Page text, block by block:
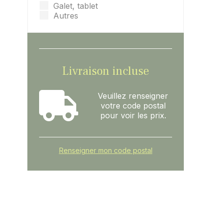
Galet, tablet
Autres
Livraison incluse
Veuillez renseigner
votre code postal
pour voir les prix.
Renseigner mon code postal